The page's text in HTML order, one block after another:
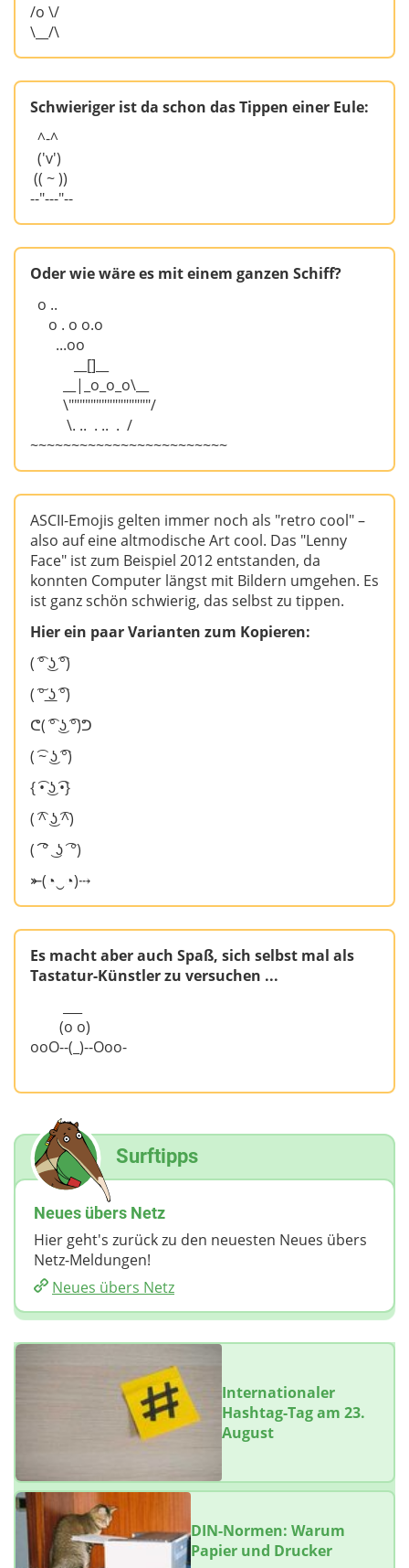
/o \/
\__/\
Schwieriger ist da schon das Tippen einer Eule:
^-^
('v')
(( ~ ))
--"---"--
Oder wie wäre es mit einem ganzen Schiff?
o ..
o . o o.o
...oo
__[]__
__|_o_o_o\__
\"""""""""""""""/
\. .. . .. . /
~~~~~~~~~~~~~~~~~~~~~~~~
ASCII-Emojis gelten immer noch als "retro cool" –
also auf eine altmodische Art cool. Das "Lenny
Face" ist zum Beispiel 2012 entstanden, da
konnten Computer längst mit Bildern umgehen. Es
ist ganz schön schwierig, das selbst zu tippen.
Hier ein paar Varianten zum Kopieren:
( ͡° ͜ʖ ͡°)
( ͠° ͟ʖ ͡°)
ᕦ( ͡° ͜ʖ ͡°)ᕤ
( ͡~ ͜ʖ ͡°)
{ ͡• ͜ʖ ͡•}
( ͡^ ͜ʖ ͡^)
( ͡͡ ° ͜ ʖ ͡ °)
⤜(◔‿◔)⤏
Es macht aber auch Spaß, sich selbst mal als
Tastatur-Künstler zu versuchen ...
(o o)
ooO--(_)--Ooo-
Surftipps
Neues übers Netz
Hier geht's zurück zu den neuesten Neues übers
Netz-Meldungen!
Neues übers Netz
Internationaler
Hashtag-Tag am 23.
August
DIN-Normen: Warum
Papier und Drucker